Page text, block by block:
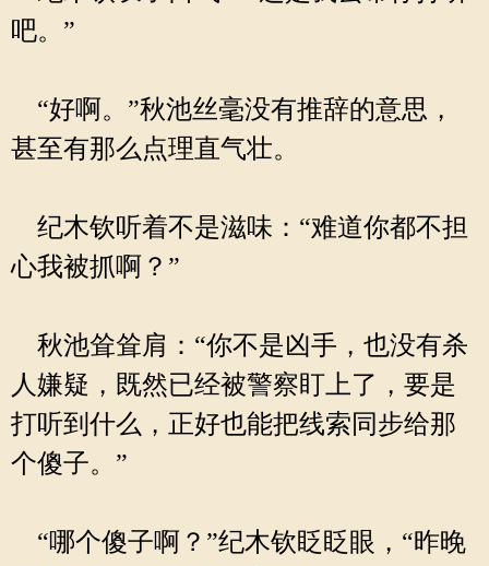
吧。”
“好啊。”秋池丝毫没有推辞的意思，
甚至有那么点理直气壮。
纪木钦听着不是滋味：“难道你都不担
心我被抓啊？”
秋池耸耸肩：“你不是凶手，也没有杀
人嫌疑，既然已经被警察盯上了，要是
打听到什么，正好也能把线索同步给那
个傻子。”
“哪个傻子啊？”纪木钦眨眨眼，“昨晚